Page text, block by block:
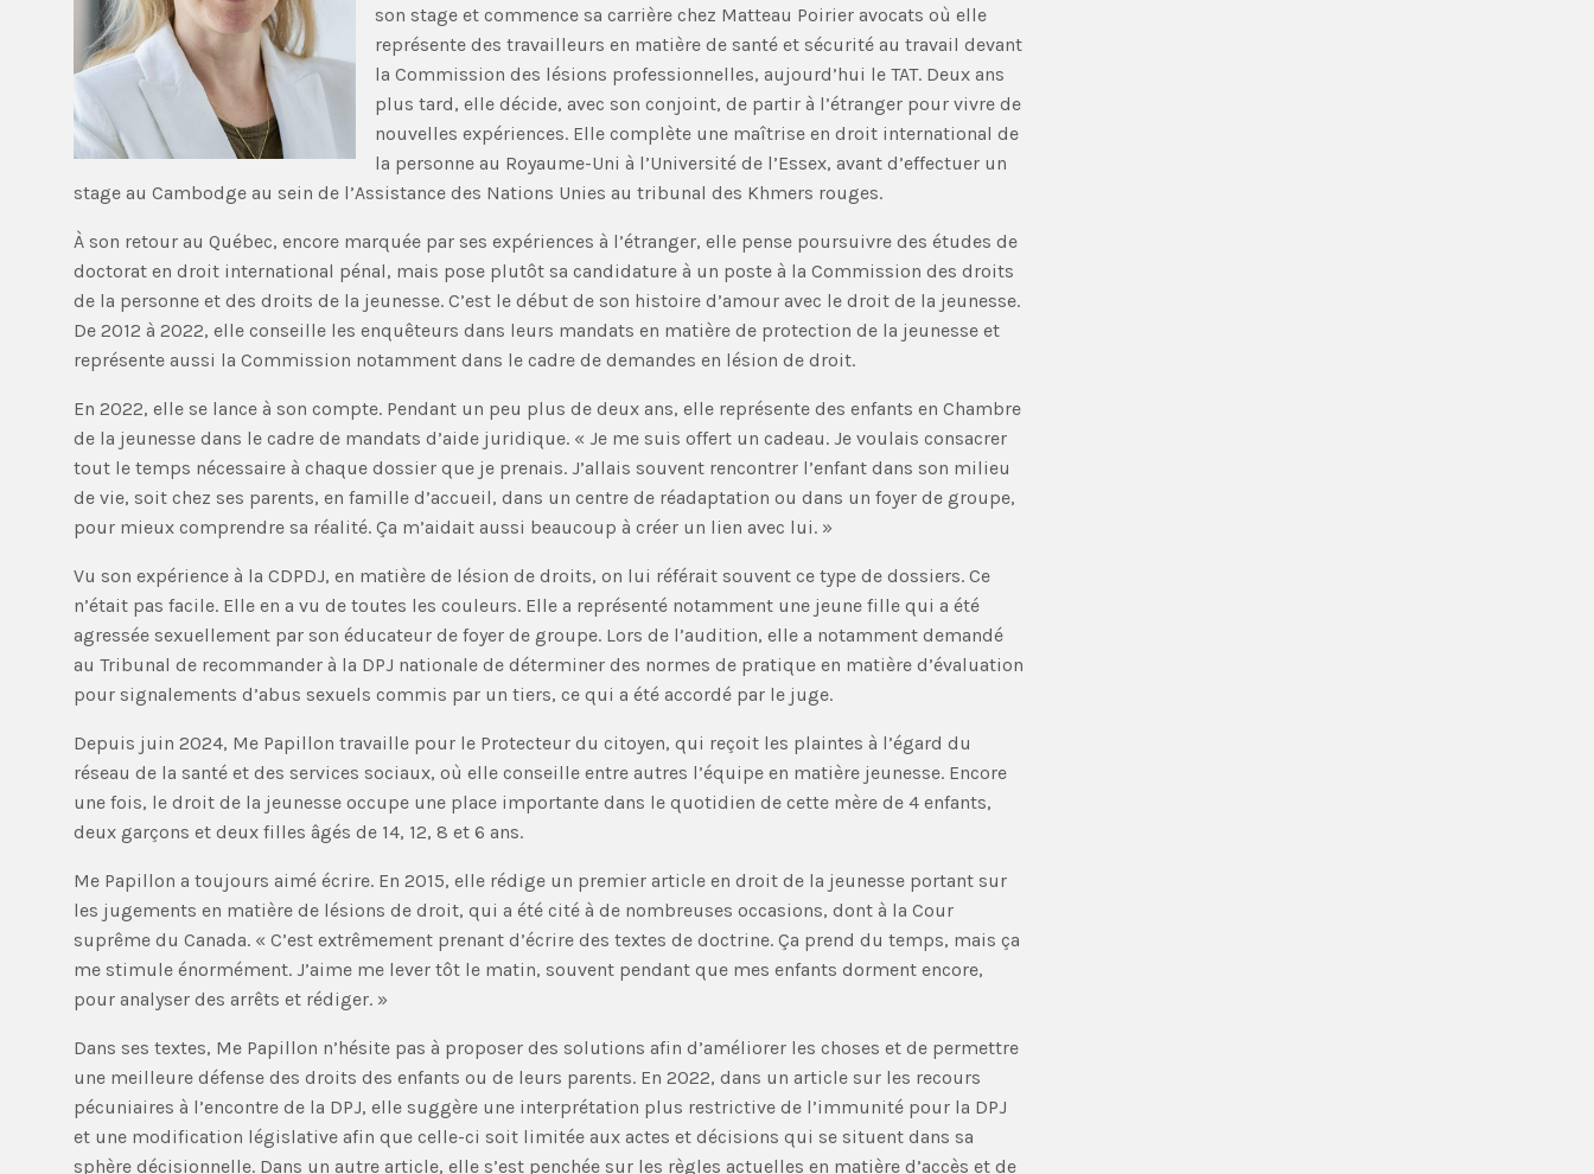
son stage et commence sa carrière chez Matteau Poirier avocats où elle
représente des travailleurs en matière de santé et sécurité au travail devant
la Commission des lésions professionnelles, aujourd’hui le TAT. Deux ans
plus tard, elle décide, avec son conjoint, de partir à l’étranger pour vivre de
nouvelles expériences. Elle complète une maîtrise en droit international de
la personne au Royaume-Uni à l’Université de l’Essex, avant d’effectuer un
stage au Cambodge au sein de l’Assistance des Nations Unies au tribunal des Khmers rouges.
À son retour au Québec, encore marquée par ses expériences à l’étranger, elle pense poursuivre des études de
doctorat en droit international pénal, mais pose plutôt sa candidature à un poste à la Commission des droits
de la personne et des droits de la jeunesse. C’est le début de son histoire d’amour avec le droit de la jeunesse.
De 2012 à 2022, elle conseille les enquêteurs dans leurs mandats en matière de protection de la jeunesse et
représente aussi la Commission notamment dans le cadre de demandes en lésion de droit.
En 2022, elle se lance à son compte. Pendant un peu plus de deux ans, elle représente des enfants en Chambre
de la jeunesse dans le cadre de mandats d’aide juridique. « Je me suis offert un cadeau. Je voulais consacrer
tout le temps nécessaire à chaque dossier que je prenais. J’allais souvent rencontrer l’enfant dans son milieu
de vie, soit chez ses parents, en famille d’accueil, dans un centre de réadaptation ou dans un foyer de groupe,
pour mieux comprendre sa réalité. Ça m’aidait aussi beaucoup à créer un lien avec lui. »
Vu son expérience à la CDPDJ, en matière de lésion de droits, on lui référait souvent ce type de dossiers. Ce
n’était pas facile. Elle en a vu de toutes les couleurs. Elle a représenté notamment une jeune fille qui a été
agressée sexuellement par son éducateur de foyer de groupe. Lors de l’audition, elle a notamment demandé
au Tribunal de recommander à la DPJ nationale de déterminer des normes de pratique en matière d’évaluation
pour signalements d’abus sexuels commis par un tiers, ce qui a été accordé par le juge.
Depuis juin 2024, Me Papillon travaille pour le Protecteur du citoyen, qui reçoit les plaintes à l’égard du
réseau de la santé et des services sociaux, où elle conseille entre autres l’équipe en matière jeunesse. Encore
une fois, le droit de la jeunesse occupe une place importante dans le quotidien de cette mère de 4 enfants,
deux garçons et deux filles âgés de 14, 12, 8 et 6 ans.
Me Papillon a toujours aimé écrire. En 2015, elle rédige un premier article en droit de la jeunesse portant sur
les jugements en matière de lésions de droit, qui a été cité à de nombreuses occasions, dont à la Cour
suprême du Canada. « C’est extrêmement prenant d’écrire des textes de doctrine. Ça prend du temps, mais ça
me stimule énormément. J’aime me lever tôt le matin, souvent pendant que mes enfants dorment encore,
pour analyser des arrêts et rédiger. »
Dans ses textes, Me Papillon n’hésite pas à proposer des solutions afin d’améliorer les choses et de permettre
une meilleure défense des droits des enfants ou de leurs parents. En 2022, dans un article sur les recours
pécuniaires à l’encontre de la DPJ, elle suggère une interprétation plus restrictive de l’immunité pour la DPJ
et une modification législative afin que celle-ci soit limitée aux actes et décisions qui se situent dans sa
sphère décisionnelle. Dans un autre article, elle s’est penchée sur les règles actuelles en matière d’accès et de